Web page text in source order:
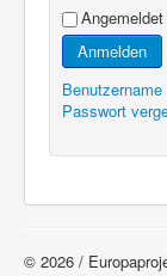
Anmelden
Passwort
© 2026 /